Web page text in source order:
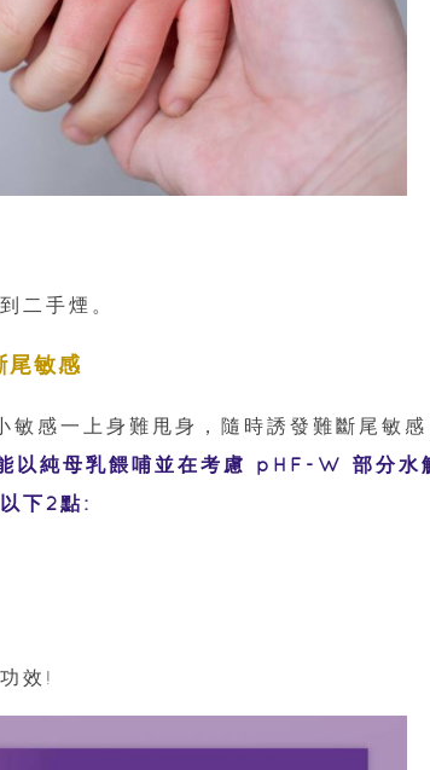
二手煙。
敏感
感一上身難甩身，隨時誘發難斷尾敏感
以純母乳餵哺並在考慮 pHF-W 部分水
下2點:
效!